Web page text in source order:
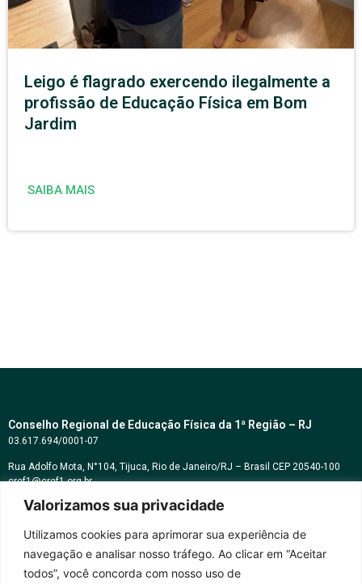
Valorizamos sua privacidade
Utilizamos cookies para aprimorar sua experiência de
navegação e analisar nosso tráfego. Ao clicar em “Aceitar
todos”, você concorda com nosso uso de
Leigo é flagrado exercendo ilegalmente a
profissão de Educação Física em Bom
Jardim
SAIBA MAIS
Conselho Regional de Educação Física da 1ª Região – RJ
03.617.694/0001-07
Rua Adolfo Mota, N°104, Tijuca, Rio de Janeiro/RJ – Brasil CEP 20540-100
cref1@cref1.org.br
Assessoria de comunicação:
Horários de atendimento: